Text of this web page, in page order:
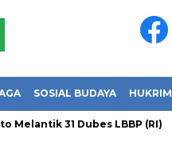
SOSIAL BUDAYA HUKRIM
31 Dubes LBBP (RI)